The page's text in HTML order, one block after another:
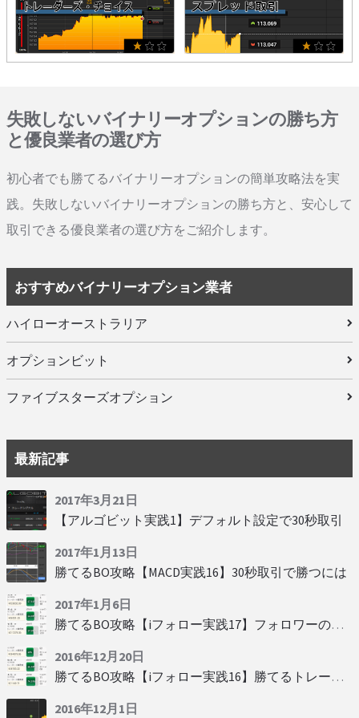
失敗しないバイナリーオプションの勝ち方
と優良業者の選び方
初心者でも勝てるバイナリーオプションの簡単攻略法を実
践。失敗しないバイナリーオプションの勝ち方と、安心して
取引できる優良業者の選び方をご紹介します。
おすすめバイナリーオプション業者
ハイローオーストラリア
オプションビット
ファイブスターズオプション
最新記事
2017年3月21日
【アルゴビット実践1】デフォルト設定で30秒取引
2017年1月13日
勝てるBO攻略【MACD実践16】30秒取引で勝つには
2017年1月6日
勝てるBO攻略【iフォロー実践17】フォロワーの少ない人をフォローする
2016年12月20日
勝てるBO攻略【iフォロー実践16】勝てるトレーダーを見抜く
2016年12月1日